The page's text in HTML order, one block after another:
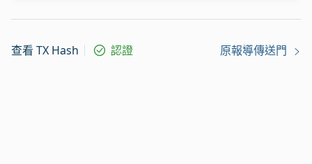
查看 TX Hash 認證 原報導傳送門